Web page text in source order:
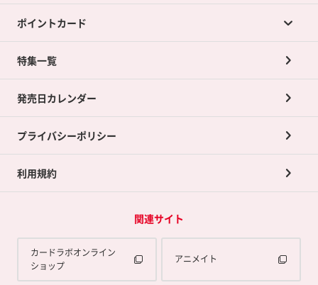
店舗買取について
ネット買取について
買取承諾書について
ポイントカード
ポイントカードTOP
ポイント交換景品
特集一覧
発売日カレンダー
プライバシーポリシー
利用規約
関連サイト
カードラボオンライン
ショップ
アニメイト